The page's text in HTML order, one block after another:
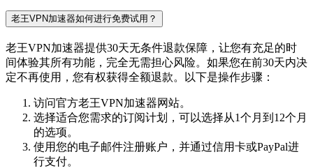
老王VPN加速器如何进行免费试用？
老王VPN加速器提供30天无条件退款保障，让您有充足的时
间体验其所有功能，完全无需担心风险。如果您在前30天内决
定不再使用，您有权获得全额退款。以下是操作步骤：
访问官方老王VPN加速器网站。
选择适合您需求的订阅计划，可以选择从1个月到12个月
的选项。
使用您的电子邮件注册账户，并通过信用卡或PayPal进
行支付。